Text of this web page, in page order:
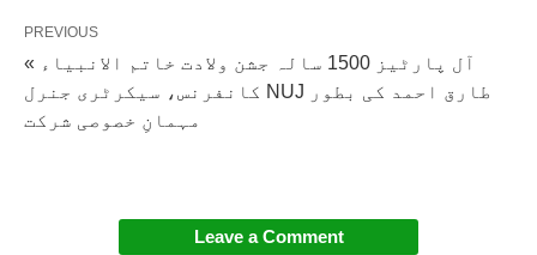
PREVIOUS
« آل پارٹیز 1500 سالہ جشن ولادت خاتم الانبیاء
کانفرنس، سیکرٹری جنرل NUJ طارق احمد کی بطور
مہمانِ خصوصی شرکت
Leave a Comment